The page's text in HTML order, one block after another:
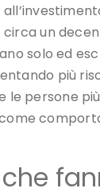
circa un
solo ed
più
persone